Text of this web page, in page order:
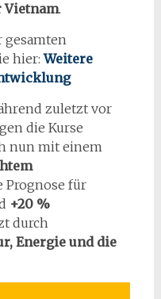
Vietnam.
gesamten
hier:Weitere
zuletzt vor
die Kurse
nun mit einem
Prognose für
+20 %
durch
Energie und die